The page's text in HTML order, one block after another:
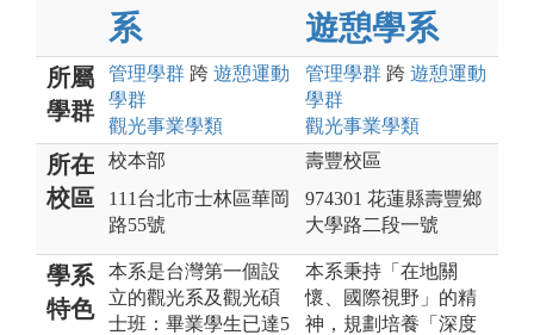
系
遊憩學系
所屬
學群
管理學群 跨 遊憩運動
學群
觀光事業學類
管理學群 跨 遊憩運動
學群
觀光事業學類
所在
校區
校本部
111台北市士林區華岡
路55號
壽豐校區
974301 花蓮縣壽豐鄉
大學路二段一號
學系
特色
本系是台灣第一個設
立的觀光系及觀光碩
士班：畢業學生已達5
本系秉持「在地關
懷、國際視野」的精
神，規劃培養「深度